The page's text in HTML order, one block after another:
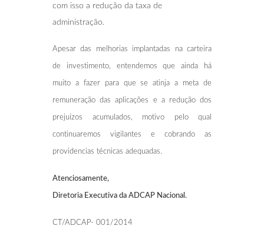
com isso a redução da taxa de
administração.
Apesar das melhorias implantadas na carteira
de investimento, entendemos que ainda há
muito a fazer para que se atinja a meta de
remuneração das aplicações e a redução dos
prejuízos acumulados, motivo pelo qual
continuaremos vigilantes e cobrando as
providencias técnicas adequadas.
Atenciosamente,
Diretoria Executiva da ADCAP Nacional.
CT/ADCAP- 001/2014